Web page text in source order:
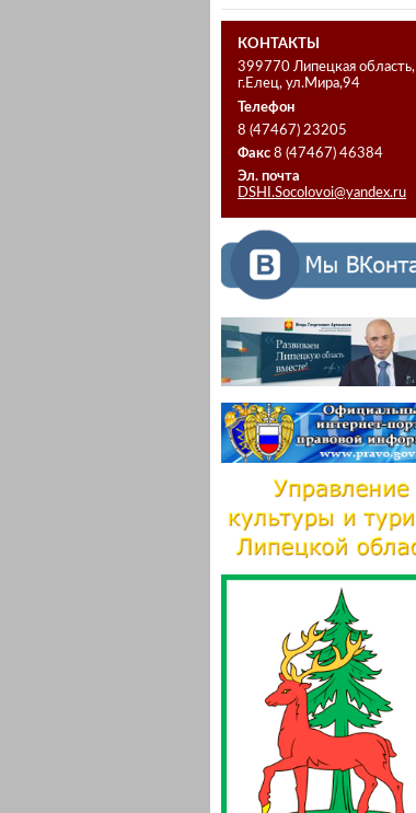
КОНТАКТЫ
399770 Липецкая область,
г.Елец, ул.Мира,94
Телефон
8 (47467) 23205
Факс 8 (47467) 46384
Эл. почта
DSHI.Socolovoi@yandex.ru